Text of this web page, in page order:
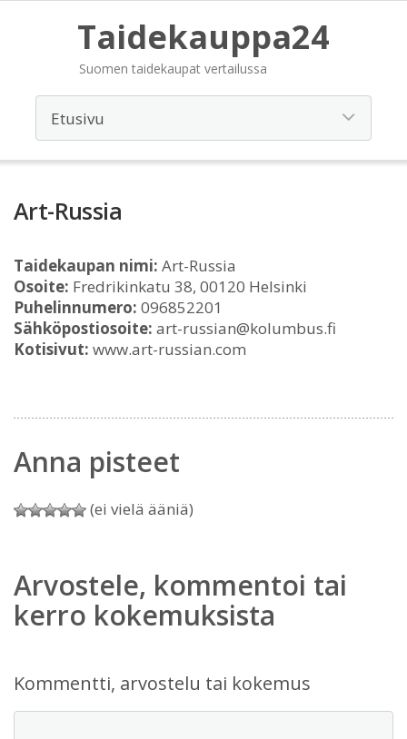
Taidekauppa24
Suomen taidekaupat vertailussa
Art-Russia
Taidekaupan nimi: Art-Russia
Osoite: Fredrikinkatu 38, 00120 Helsinki
Puhelinnumero: 096852201
Sähköpostiosoite: art-russian@kolumbus.fi
Kotisivut: www.art-russian.com
Anna pisteet
(ei vielä ääniä)
Arvostele, kommentoi tai
kerro kokemuksista
Kommentti, arvostelu tai kokemus